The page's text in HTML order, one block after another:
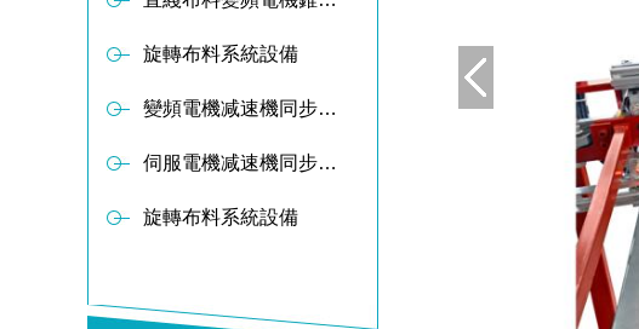
旋轉布料系統設備
變頻電機减速機同步軸傳動布料器
伺服電機减速機同步軸傳動布料器
旋轉布料系統設備